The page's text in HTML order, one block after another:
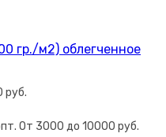
гр./м2) облегченное